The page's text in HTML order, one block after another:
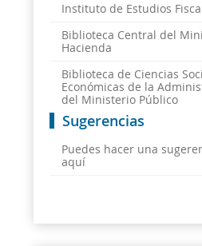
Instituto de Estudios
Biblioteca Central del
Hacienda
Biblioteca de Ciencias
Económicas de la
del Ministerio Público
Sugerencias
Puedes hacer una
aquí